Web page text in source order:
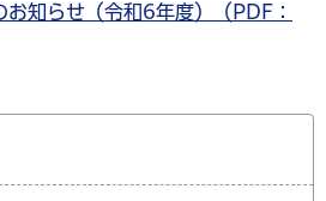
お知らせ（令和6年度）（PDF：